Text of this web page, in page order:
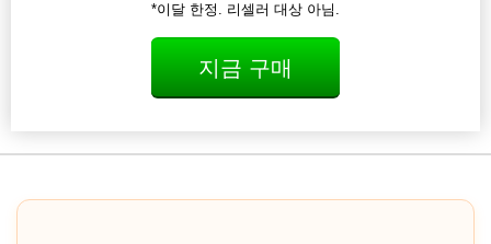
*이달 한정. 리셀러 대상 아님.
지금 구매